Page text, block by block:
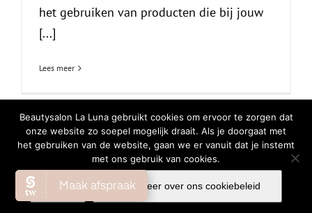
het gebruiken van producten die bij jouw
[...]
Lees meer
© Copyright2026 | All Rights Reserved | Privacy Verklaring |Cookiebeleid
Facebook
Instagram
Beautysalon La Luna gebruikt cookies om ervoor te zorgen dat
onze website zo soepel mogelijk draait. Als je doorgaat met
het gebruiken van de website, gaan we er vanuit dat je instemt
met ons gebruik van cookies.
Ok Lees meer over ons cookiebeleid